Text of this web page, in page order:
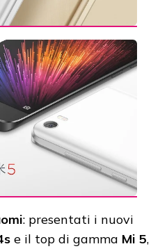
: presentati i nuovi
e il top di gamma Mi 5,